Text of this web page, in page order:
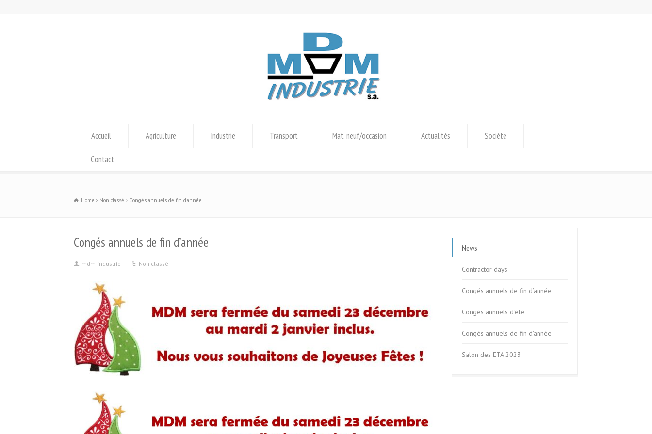
Accueil Agriculture Industrie Transport Mat. neuf/occasion Actualités Société
Contact
Home Non classé Congés annuels de fin d'année
Congés annuels de fin d’année
mdm-industrie Non classé
News
Contractor days
Congés annuels de fin d’année
Congés annuels d’été
Congés annuels de fin d’année
Salon des ETA 2023